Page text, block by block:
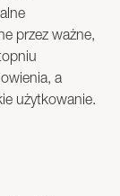
przez ważne,
a
użytkowanie.